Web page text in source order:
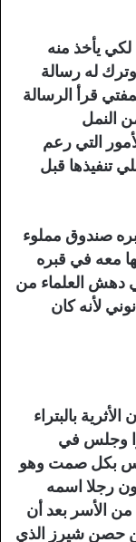
يأخذ منه
له رسالة
قرأ الرسالة
النمل
التي رعم
تنفيذها قبل
صندوق مملوء
معه في قبره
دهش العلماء من
لأنه كان
بالبتراء
وجلس في
بكل صمت وهو
رجلا اسمه
الأسر بعد أن
حصن شيرز الذي